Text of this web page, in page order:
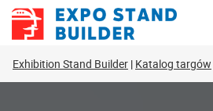
Skip
Exhibition Stand Builder Katalog targów